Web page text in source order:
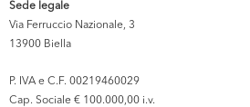
Sede legale
Via Ferruccio Nazionale, 3
13900 Biella
P. IVA e C.F. 00219460029
Cap. Sociale € 100.000,00 i.v.